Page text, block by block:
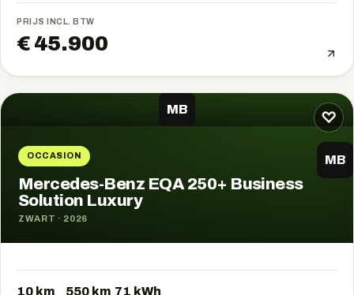
PRIJS INCL. BTW
€ 45.900
♡
MB
OCCASION MB
Mercedes-Benz EQA 250+ Business
Solution Luxury
ZWART · 2026
10 km 550 km 71 kWh